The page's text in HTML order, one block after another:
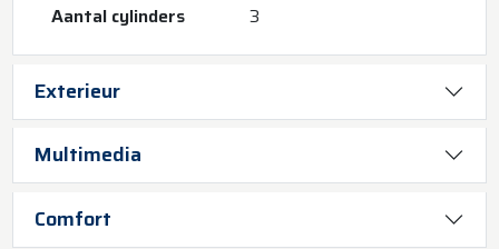
Aantal cylinders
3
Exterieur
Multimedia
Comfort